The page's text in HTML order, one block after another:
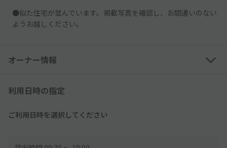
●似た住宅が並んでいます。掲載写真を確認し、お間違いのない
ようお越しください。
オーナー情報
利用日時の指定
ご利用日時を選択してください